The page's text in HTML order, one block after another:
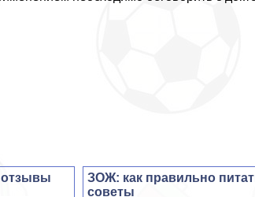
ЗОЖ: как правильно
советы
отзывы